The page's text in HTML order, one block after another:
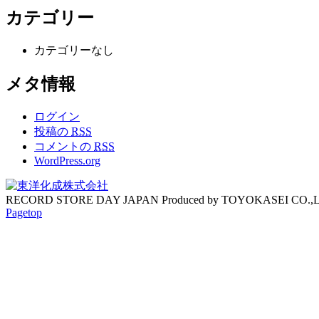
カテゴリー
カテゴリーなし
メタ情報
ログイン
投稿の RSS
コメントの RSS
WordPress.org
RECORD STORE DAY JAPAN Produced by TOYOKASEI
Pagetop